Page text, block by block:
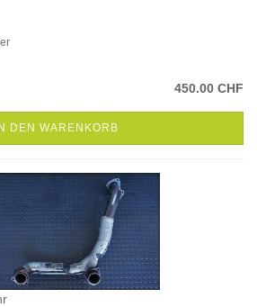
450.00 CHF
IN DEN WARENKORB